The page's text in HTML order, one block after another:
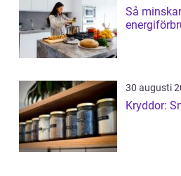
Så
30 augusti
Kryddor: